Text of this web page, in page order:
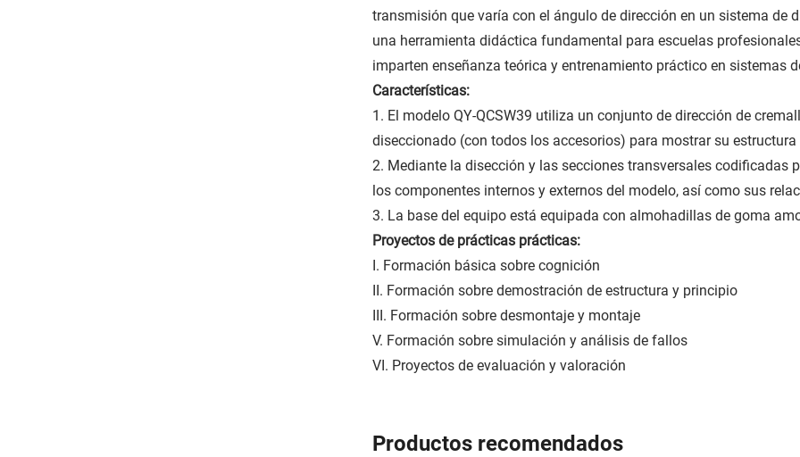
transmisión que varía con el ángulo de dirección en un sistema de
una herramienta didáctica fundamental para escuelas
imparten enseñanza teórica y entrenamiento práctico en sistemas
Características:
1. El modelo QY-QCSW39 utiliza un conjunto de dirección de
diseccionado (con todos los accesorios) para mostrar su estructura
2. Mediante la disección y las secciones transversales codificadas
los componentes internos y externos del modelo, así como sus
3. La base del equipo está equipada con almohadillas de goma
Proyectos de prácticas prácticas:
I. Formación básica sobre cognición
II. Formación sobre demostración de estructura y principio
III. Formación sobre desmontaje y montaje
V. Formación sobre simulación y análisis de fallos
VI. Proyectos de evaluación y valoración
Productos recomendados